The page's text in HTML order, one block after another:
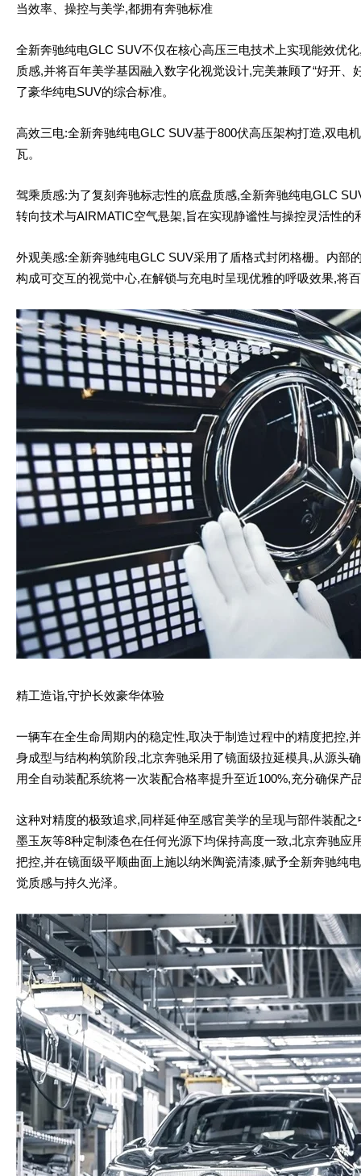
当效率、操控与美学,都拥有奔驰标准
全新奔驰纯电GLC SUV不仅在核心高压三电技术上实现能效优
质感,并将百年美学基因融入数字化视觉设计,完美兼顾了“好开、
了豪华纯电SUV的综合标准。
高效三电:全新奔驰纯电GLC SUV基于800伏高压架构打造,双电
瓦。
驾乘质感:为了复刻奔驰标志性的底盘质感,全新奔驰纯电GLC
转向技术与AIRMATIC空气悬架,旨在实现静谧性与操控灵活性的
外观美感:全新奔驰纯电GLC SUV采用了盾格式封闭格栅。内部
构成可交互的视觉中心,在解锁与充电时呈现优雅的呼吸效果,将
精工造诣,守护长效豪华体验
一辆车在全生命周期内的稳定性,取决于制造过程中的精度把控,
身成型与结构构筑阶段,北京奔驰采用了镜面级拉延模具,从源头
用全自动装配系统将一次装配合格率提升至近100%,充分确保产
这种对精度的极致追求,同样延伸至感官美学的呈现与部件装配
墨玉灰等8种定制漆色在任何光源下均保持高度一致,北京奔驰应
把控,并在镜面级平顺曲面上施以纳米陶瓷清漆,赋予全新奔驰纯
觉质感与持久光泽。